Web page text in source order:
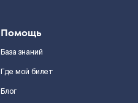
Помощь
База знаний
Где мой билет
Блог